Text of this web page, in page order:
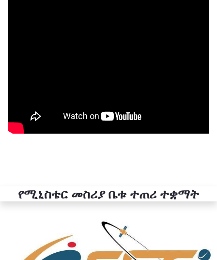
የሚኒስቴር መስሪያ ቤቱ ተጠሪ ተቋማት